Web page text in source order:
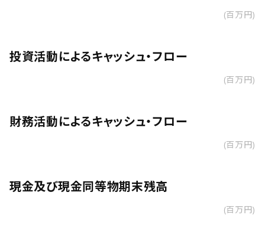
(百万円)
投資活動によるキャッシュ・フロー
(百万円)
財務活動によるキャッシュ・フロー
(百万円)
現金及び現金同等物期末残高
(百万円)